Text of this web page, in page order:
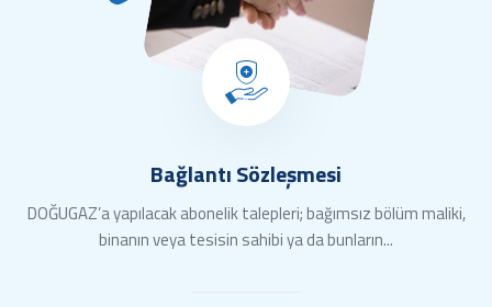
Bağlantı Sözleşmesi
DOĞUGAZ’a yapılacak abonelik talepleri; bağımsız bölüm maliki,
binanın veya tesisin sahibi ya da bunların...